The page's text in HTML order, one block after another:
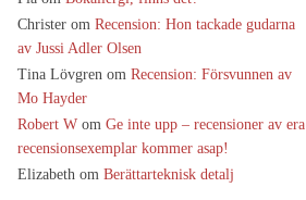
Christer om Recension: Hon tackade gudarna
av Jussi Adler Olsen
Tina Lövgren om Recension: Försvunnen av
Mo Hayder
Robert W om Ge inte upp – recensioner av era
recensionsexemplar kommer asap!
Elizabeth om Berättarteknisk detalj